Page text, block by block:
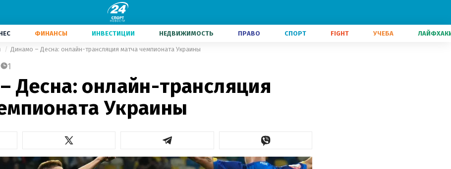
ФИНАНСЫ ИНВЕСТИЦИИ НЕДВИЖИМОСТЬ ПРАВО СПОРТ FIGHT УЧЕБА
Динамо – Десна: онлайн-трансляция матча чемпионата Украины
1
Десна: онлайн-трансляция
Украины